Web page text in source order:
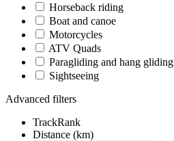
Horseback riding
Boat and canoe
Motorcycles
ATV Quads
Paragliding and hang gliding
Sightseeing
Advanced filters
TrackRank
Distance (km)